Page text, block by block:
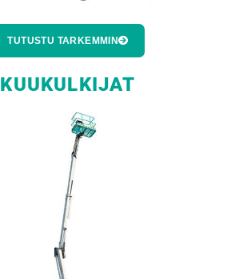
TUTUSTU TARKEMMIN
KUUKULKIJAT